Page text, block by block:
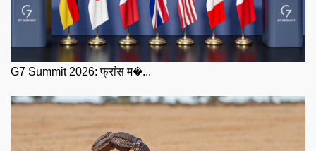
G7 Summit 2026: फ्रांस म�...